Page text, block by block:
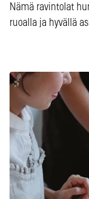
Nämä ravintolat
ruoalla ja hyvällä